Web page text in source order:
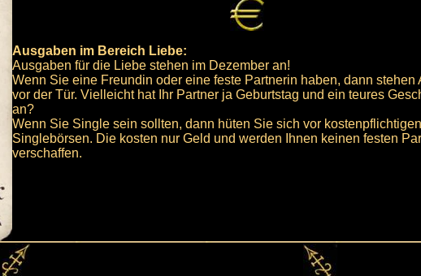
Ausgaben im Bereich Liebe:
Ausgaben für die Liebe stehen im Dezember an!
Wenn Sie eine Freundin oder eine feste Partnerin haben, dann stehen
vor der Tür. Vielleicht hat Ihr Partner ja Geburtstag und ein teures
an?
Wenn Sie Single sein sollten, dann hüten Sie sich vor kostenpflichtigen
Singlebörsen. Die kosten nur Geld und werden Ihnen keinen festen
verschaffen.